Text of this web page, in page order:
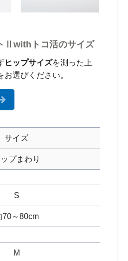
Ⅱwithトコ活のサイズ
ヒップサイズを測った上
選びください。
サイズ
ップまわり
S
70～80cm
M